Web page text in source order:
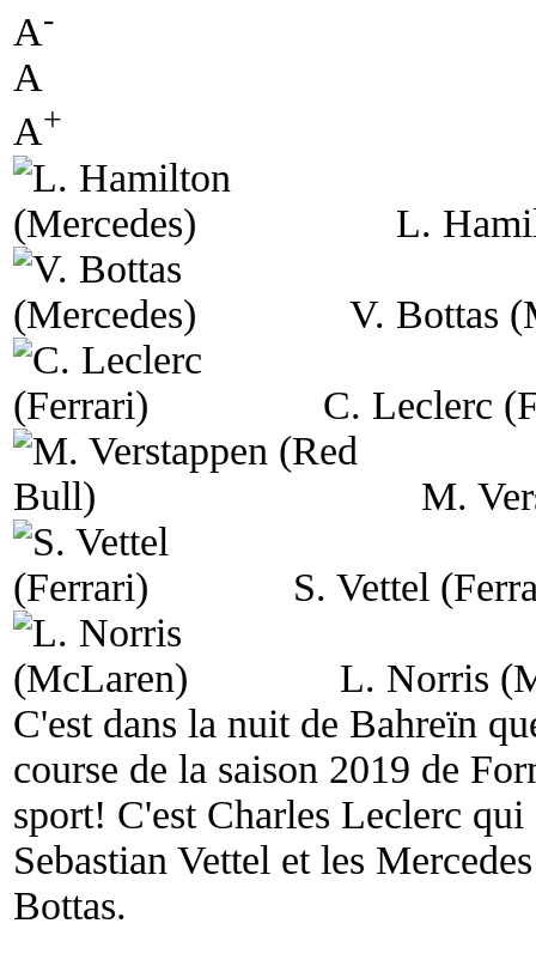
A-
A
A+
L.
V. Bottas
C. Leclerc
M.
S. Vettel
L. Norris
C'est dans la nuit de Bahreïn
course de la saison 2019 de
sport! C'est Charles Leclerc
Sebastian Vettel et les
Bottas.